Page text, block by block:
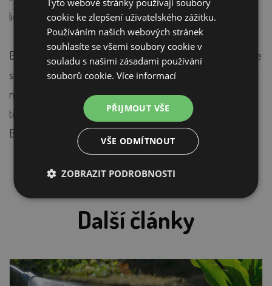
lidmi, kteří mají k chovu, farmářství a venkovu blízko.
Budeme rádi, když se zastavíte také u našeho stánku. Přijďte
si prohlédnout naše produkty, zeptat se na to, co vás zajímá,
nebo si jen popovídat o vašem chovu. Budeme se na vás
těšit od 20. do 25. srpna 2026 na Výstavišti v Českých
Budějovicích!
Další články
cookie ke zlepšení uživatelského zážitku.
Používáním našich webových stránek
souhlasíte se všemi soubory cookie v
souladu s našimi zásadami používání
souborů cookie.Více informací
PŘIJMOUT VŠE
VŠE ODMÍTNOUT
ZOBRAZIT PODROBNOSTI